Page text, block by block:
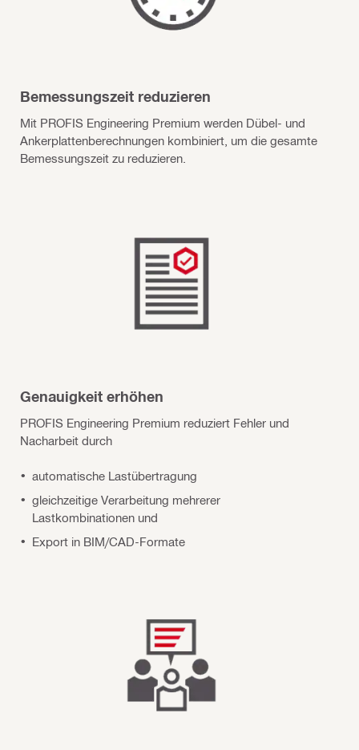
Bemessungszeit reduzieren
Mit PROFIS Engineering Premium werden Dübel- und
Anker­plattenberechnungen kombiniert, um die gesamte
Bemessungszeit zu reduzieren.
Genauigkeit erhöhen
PROFIS Engineering Premium reduziert Fehler und
Nacharbeit durch
automatische Lastübertragung
gleichzeitige Verarbeitung mehrerer
Lastkombinationen und
Export in BIM/CAD-Formate